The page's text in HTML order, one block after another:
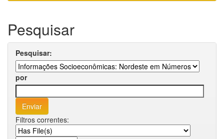
Pesquisar
Pesquisar:
por
Filtros correntes: